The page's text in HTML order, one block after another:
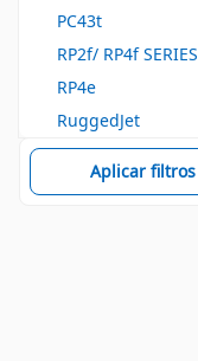
PC43t
RP2f/ RP4f SERIES
RP4e
RuggedJet
Aplicar filtros